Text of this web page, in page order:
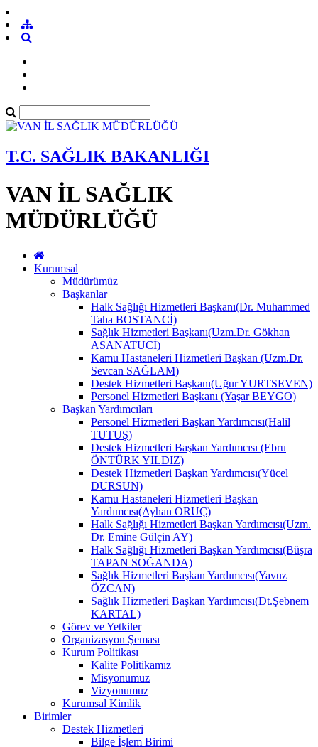
T.C. SAĞLIK BAKANLIĞI
VAN İL SAĞLIK
MÜDÜRLÜĞÜ
Kurumsal
Müdürümüz
Başkanlar
Halk Sağlığı Hizmetleri Başkanı(Dr. Muhammed
Taha BOSTANCİ)
Sağlık Hizmetleri Başkanı(Uzm.Dr. Gökhan
ASANATUCİ)
Kamu Hastaneleri Hizmetleri Başkan (Uzm.Dr.
Sevcan SAĞLAM)
Destek Hizmetleri Başkanı(Uğur YURTSEVEN)
Personel Hizmetleri Başkanı (Yaşar BEYGO)
Başkan Yardımcıları
Personel Hizmetleri Başkan Yardımcısı(Halil
TUTUŞ)
Destek Hizmetleri Başkan Yardımcısı (Ebru
ÖNTÜRK YILDIZ)
Destek Hizmetleri Başkan Yardımcısı(Yücel
DURSUN)
Kamu Hastaneleri Hizmetleri Başkan
Yardımcısı(Ayhan ORUÇ)
Halk Sağlığı Hizmetleri Başkan Yardımcısı(Uzm.
Dr. Emine Gülçin AY)
Halk Sağlığı Hizmetleri Başkan Yardımcısı(Büşra
TAPAN SOĞANDA)
Sağlık Hizmetleri Başkan Yardımcısı(Yavuz
ÖZCAN)
Sağlık Hizmetleri Başkan Yardımcısı(Dt.Şebnem
KARTAL)
Görev ve Yetkiler
Organizasyon Şeması
Kurum Politikası
Kalite Politikamız
Misyonumuz
Vizyonumuz
Kurumsal Kimlik
Birimler
Destek Hizmetleri
Bilge İşlem Birimi